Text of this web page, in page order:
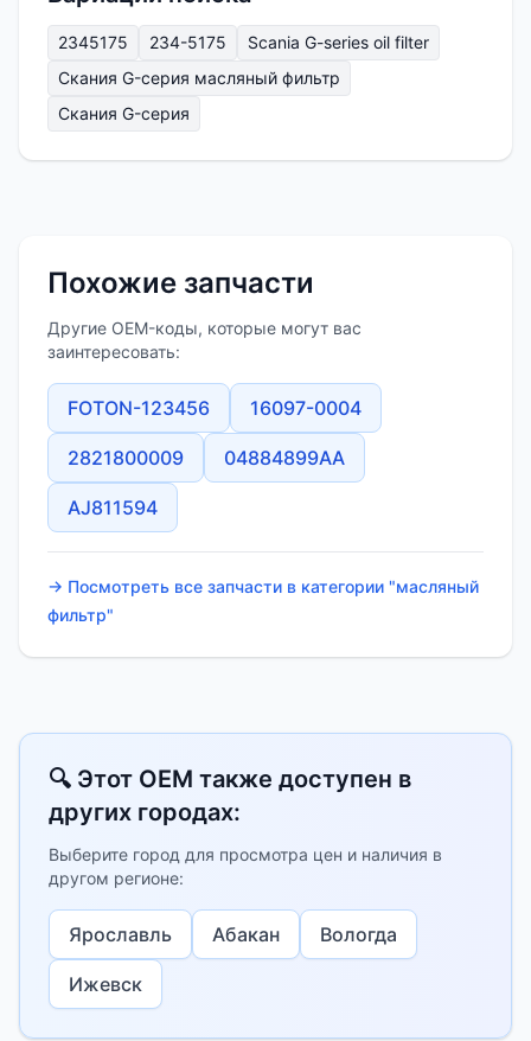
2345175 234-5175
Scania G-series oil filter
Скания G-серия масляный фильтр
Скания G-серия
Похожие запчасти
Другие OEM-коды, которые могут вас
заинтересовать:
FOTON-123456 16097-0004
2821800009 04884899AA
AJ811594
→ Посмотреть все запчасти в категории "масляный
фильтр"
🔍 Этот OEM также доступен в
других городах:
Выберите город для просмотра цен и наличия в
другом регионе:
Ярославль Абакан Вологда
Ижевск